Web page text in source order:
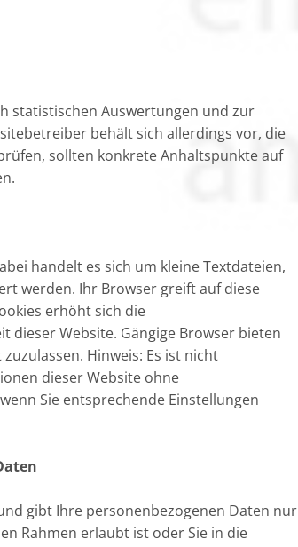
statistischen Auswertungen und zur
behält sich allerdings vor, die
sollten konkrete Anhaltspunkte auf
handelt es sich um kleine Textdateien,
werden. Ihr Browser greift auf diese
erhöht sich die
dieser Website. Gängige Browser bieten
Hinweis: Es ist nicht
dieser Website ohne
Sie entsprechende Einstellungen
gibt Ihre personenbezogenen Daten nur
Rahmen erlaubt ist oder Sie in die